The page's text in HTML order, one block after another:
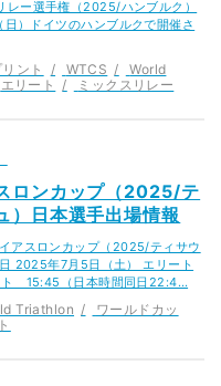
レー選手権（2025/ハンブルク）
）ドイツのハンブルクで開催さ
ント WTCS
World
エリート ミックスリレー
ロンカップ（2025/テ
）日本選手出場情報
アスロンカップ（2025/ティサウ
2025年7月5日（土） エリート
ト 15:45（日本時間同日22:4…
Triathlon
ワールドカッ